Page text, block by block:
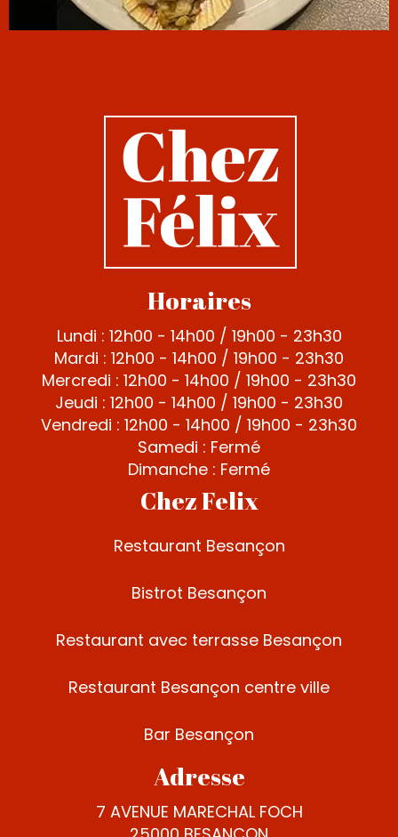
Horaires
Lundi : 12h00 - 14h00 / 19h00 - 23h30
Mardi : 12h00 - 14h00 / 19h00 - 23h30
Mercredi : 12h00 - 14h00 / 19h00 - 23h30
Jeudi : 12h00 - 14h00 / 19h00 - 23h30
Vendredi : 12h00 - 14h00 / 19h00 - 23h30
Samedi : Fermé
Dimanche : Fermé
Chez Felix
Restaurant Besançon
Bistrot Besançon
Restaurant avec terrasse Besançon
Restaurant Besançon centre ville
Bar Besançon
Adresse
7 AVENUE MARECHAL FOCH